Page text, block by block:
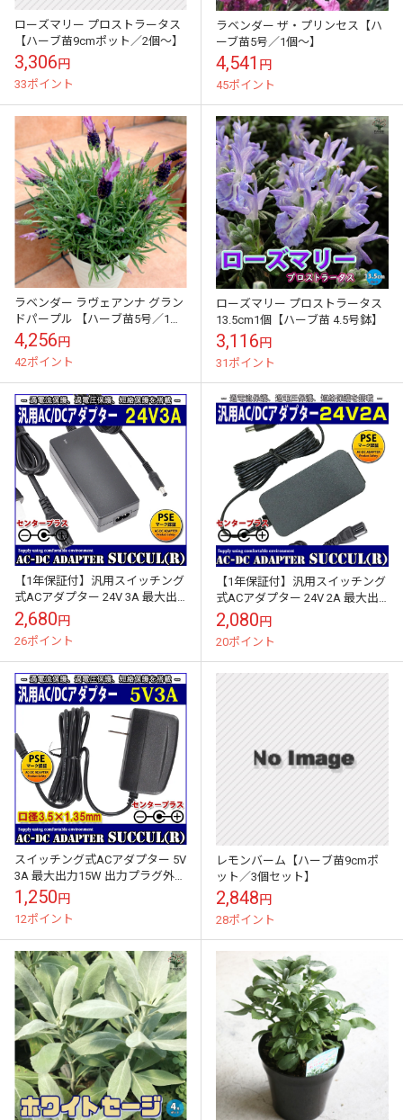
ローズマリー プロストラータス
【ハーブ苗9cmポット／2個～】
3,306円
33ポイント
ラベンダー ザ・プリンセス【ハ
ーブ苗5号／1個～】
4,541 円
45ポイント
ラベンダー ラヴェアンナ グラン
ドパープル 【ハーブ苗5号／1個
～】
4,256円
42ポイント
ローズマリー プロストラータス
13.5cm1個【ハーブ苗 4.5号鉢】
3,116円
31ポイント
【1年保証付】汎用スイッチング
式ACアダプター 24V 3A 最大出
力72W PSE取得品 出力プラグ外
径5.5mm(内径2.1m...
2,680円
26ポイント
【1年保証付】汎用スイッチング
式ACアダプター 24V 2A 最大出
力48W PSE取得品 出力プラグ外
径5.5mm(内径2.1m...
2,080円
20ポイント
スイッチング式ACアダプター 5V
3A 最大出力15W 出力プラグ外径
3.5mm(内径1.35mm)PSE取得品
1,250円
12ポイント
レモンバーム【ハーブ苗9cmポ
ット／3個セット】
2,848円
28ポイント